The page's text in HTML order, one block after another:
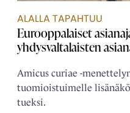
ALALLA TAPAHTUU
Eurooppalaiset
yhdysvaltalaisten
Amicus curiae -
tuomioistuimelle
tueksi.